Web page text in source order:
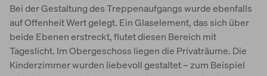
Bei der Gestaltung des Treppenaufgangs wurde ebenfalls
auf Offenheit Wert gelegt. Ein Glaselement, das sich über
beide Ebenen erstreckt, flutet diesen Bereich mit
Tageslicht. Im Obergeschoss liegen die Privaträume. Die
Kinderzimmer wurden liebevoll gestaltet – zum Beispiel